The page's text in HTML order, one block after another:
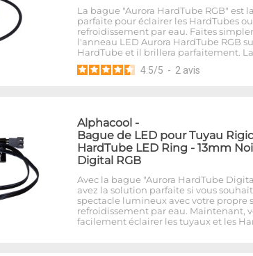
La bague "Aurora HardTube RGB" est
parfaite pour éclairer les HardTubes
refroidissement par eau. Faites
l'anneau LED Aurora HardTube RGB
HardTube et il brillera parfaitement. La
4.5/5 - 2 avis
Alphacool -
Bague de LED pour Tuyau
HardTube LED Ring - 13mm
Digital RGB
Avec la bague "Aurora HardTube
avez la solution parfaite si vous
spectacle lumineux avec votre propre
refroidissement par eau. Maintenant,
facilement éclairer les tuyaux et les